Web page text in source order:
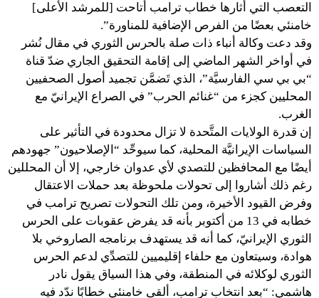
التعصب التي أثارها خطاب ترامب أتاحت [للمرشد الأعلى]
خامنئي بعضًا من الفرص الإضافية للمناورة”.
وقد دعت وكالة أنباء ذات صلة بالحرس الثوري في مقال نُشر
في أواخر الشهر الماضي إلى إقامة التحقيق الجاري ضدّ قناة
“بي بي سي الفارسيَّة”، الذي تَضمَّن تجميد أصول الصحفيين
المحليين كجزء من “غنائم الحرب” في الصراع الإيرانيّ مع
الغرب.
إن قدرة الولايات المتَّحدة لا تزال محدودة في التأثير على
السياسات الإيرانيَّة المحلية، كما سيوحِّد “الإصلاحيون” جهودهم
أيضًا مع المحافظين للتصدي لأي عدوان خارجي، إلا أن المحللين
رغم ذلك أشاروا إلى تحولات ملحوظة بعد حملات الاعتقال
وفرض القيود الأخيرة، ومن تلك التحولات تصريح ترامب في
خطابه في 13 من أكتوبر بأنه قد يفرض عقوبات على الحرس
الثوري الإيرانيّ، كما أنه قد يستهدف برنامجه الصاروخي بلا
هوادة، وسيتعاون مع حلفاء إقليميين للتصدِّي لدعم الحرس
الثوري لوكلائه في المنطقة، وفي هذا السياق يقول نادر
هاشمي: “بعد انتخاب ترامب، ألقى خامنئي خطابًا ندّد فيه